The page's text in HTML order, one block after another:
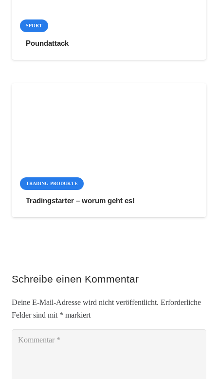
SPORT
Poundattack
TRADING PRODUKTE
Tradingstarter – worum geht es!
Schreibe einen Kommentar
Deine E-Mail-Adresse wird nicht veröffentlicht. Erforderliche
Felder sind mit * markiert